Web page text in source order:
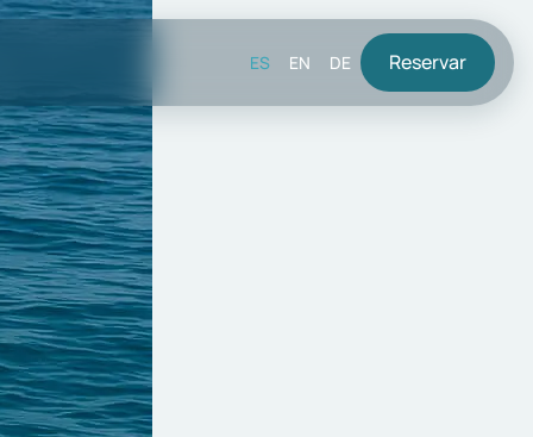
ES EN DE Reservar